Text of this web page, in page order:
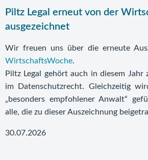
Piltz Legal erneut von der
ausgezeichnet
Wir freuen uns über die erneute
WirtschaftsWoche.
Piltz Legal gehört auch in diesem Jahr
im Datenschutzrecht. Gleichzeitig
„besonders empfohlener Anwalt“
alle, die zu dieser Auszeichnung
30.07.2026